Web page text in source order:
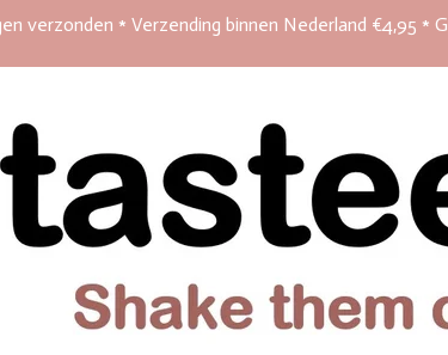
verzonden * Verzending binnen Nederland €4,95 *